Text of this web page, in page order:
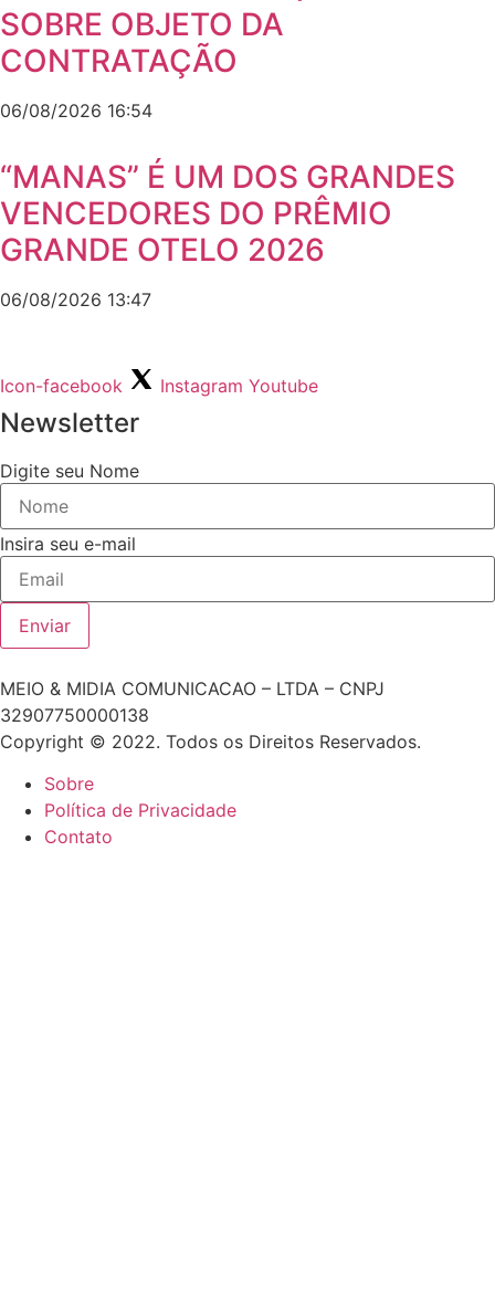
SOBRE OBJETO DA
CONTRATAÇÃO
06/08/2026 16:54
“MANAS” É UM DOS GRANDES
VENCEDORES DO PRÊMIO
GRANDE OTELO 2026
06/08/2026 13:47
Icon-facebook Instagram Youtube
Newsletter
Digite seu Nome
Insira seu e-mail
Enviar
MEIO & MIDIA COMUNICACAO – LTDA – CNPJ
32907750000138
Copyright © 2022. Todos os Direitos Reservados.
Sobre
Política de Privacidade
Contato